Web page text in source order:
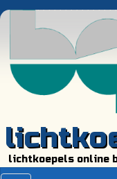
lichtkoepels online